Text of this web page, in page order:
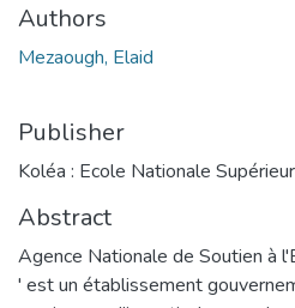
Authors
Mezaough, Elaid
Publisher
Koléa : Ecole Nationale
Abstract
Agence Nationale de Soutien à
' est un établissement